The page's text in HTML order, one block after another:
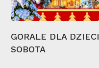
GORALE DLA DZIECI
SOBOTA